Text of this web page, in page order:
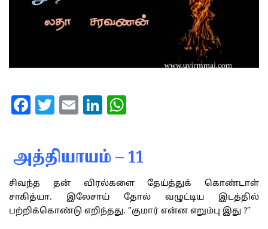
Facebook
Twitter
EmailLinkedIn
அத்தியாயம் – 11
சிவந்த தன் விரல்களை தேய்த்துக் கொண்டாள்
சாகித்யா. இலேசாய் தோல் வழுட்டிய இடத்தில்
பற்றிக்கொண்டு எறிந்தது. “குமார் என்ன எறும்பு இது ?”